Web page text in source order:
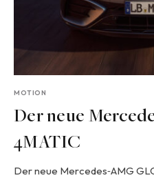
MOTION
Der neue
4MATIC
Der neue Mercedes‑AMG